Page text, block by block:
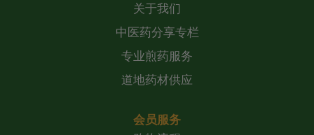
关于我们
中医药分享专栏
专业煎药服务
道地药材供应
会员服务